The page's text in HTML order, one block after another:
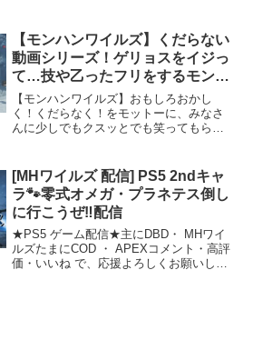
ルズ攻略動画】☆桜波2部位+幸運装備で
滋養エキス1分周...
【モンハンワイルズ】くだらない
動画シリーズ！ゲリョスをイジっ
て…技や乙ったフリをするモンス
ターの解説をしたりとおもしろお
かしく！くだらなくね？動画を作
りました。
【モンハンワイルズ】おもしろおかし
く！くだらなく！をモットーに、みなさ
んに少しでもクスッとでも笑ってもら
[MHワイルズ 配信] PS5 2ndキャ
ラ🐾零式オメガ・プラネテス倒し
に行こうぜ‼️配信
★PS5 ゲーム配信★主にDBD・ MHワイ
ルズたまにCOD ・ APEXコメント・高評
価・いいね で、応援よろしくお願いしま